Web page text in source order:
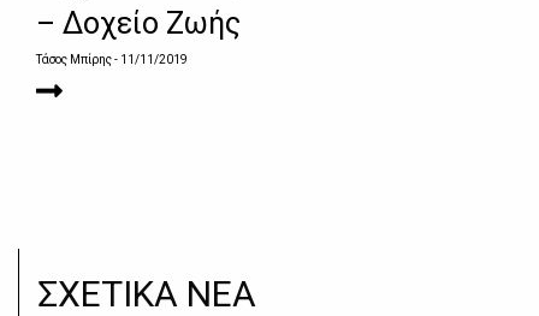
– Δοχείο Ζωής
Τάσος Μπίρης- 11/11/2019
ΣΧΕΤΙΚΑ ΝΕΑ